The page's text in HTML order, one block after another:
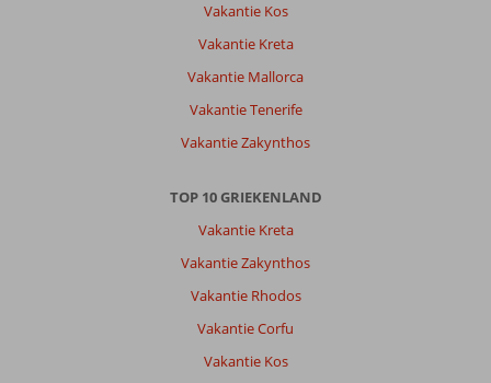
Vakantie Kos
Vakantie Kreta
Vakantie Mallorca
Vakantie Tenerife
Vakantie Zakynthos
TOP 10 GRIEKENLAND
Vakantie Kreta
Vakantie Zakynthos
Vakantie Rhodos
Vakantie Corfu
Vakantie Kos